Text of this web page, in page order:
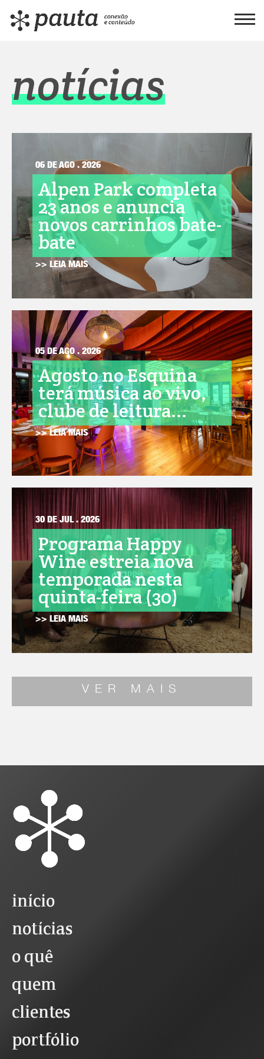
notícias
06 DE AGO . 2026
Alpen Park completa
23 anos e anuncia
novos carrinhos bate-
bate
>> LEIA MAIS
05 DE AGO . 2026
Agosto no Esquina
terá música ao vivo,
clube de leitura...
>> LEIA MAIS
30 DE JUL . 2026
Programa Happy
Wine estreia nova
temporada nesta
quinta-feira (30)
>> LEIA MAIS
VER MAIS
início
notícias
o quê
quem
clientes
portfólio